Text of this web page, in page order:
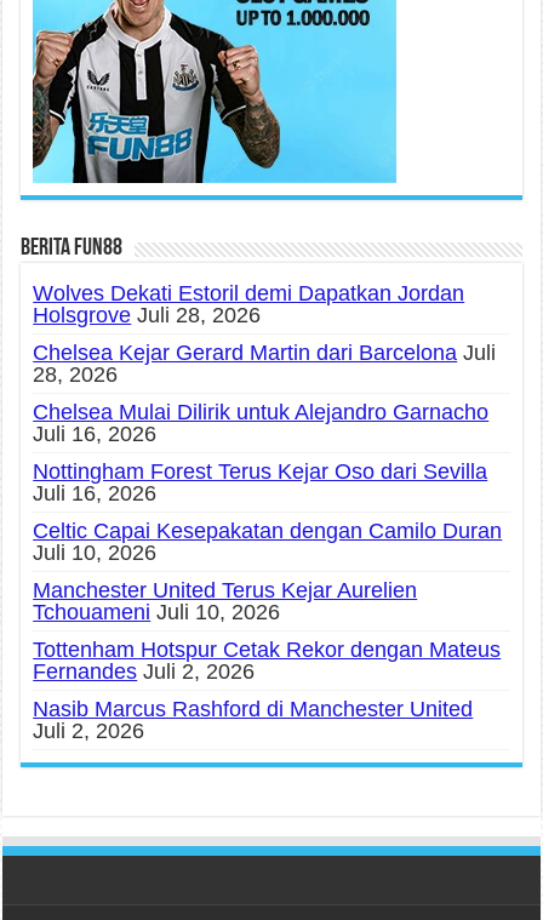
Berita fun88
Wolves Dekati Estoril demi Dapatkan Jordan
Holsgrove Juli 28, 2026
Chelsea Kejar Gerard Martin dari Barcelona Juli
28, 2026
Chelsea Mulai Dilirik untuk Alejandro Garnacho
Juli 16, 2026
Nottingham Forest Terus Kejar Oso dari Sevilla
Juli 16, 2026
Celtic Capai Kesepakatan dengan Camilo Duran
Juli 10, 2026
Manchester United Terus Kejar Aurelien
Tchouameni Juli 10, 2026
Tottenham Hotspur Cetak Rekor dengan Mateus
Fernandes Juli 2, 2026
Nasib Marcus Rashford di Manchester United
Juli 2, 2026